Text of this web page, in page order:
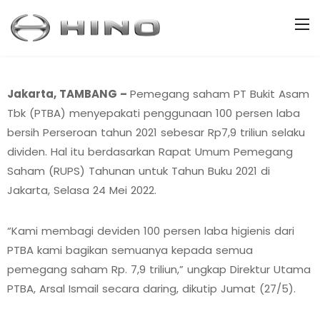
Jakarta, TAMBANG – Pemegang saham PT Bukit Asam
Tbk (PTBA) menyepakati penggunaan 100 persen laba
bersih Perseroan tahun 2021 sebesar Rp7,9 triliun selaku
dividen. Hal itu berdasarkan Rapat Umum Pemegang
Saham (RUPS) Tahunan untuk Tahun Buku 2021 di
Jakarta, Selasa 24 Mei 2022.
“Kami membagi deviden 100 persen laba higienis dari
PTBA kami bagikan semuanya kepada semua
pemegang saham Rp. 7,9 triliun,” ungkap Direktur Utama
PTBA, Arsal Ismail secara daring, dikutip Jumat (27/5).